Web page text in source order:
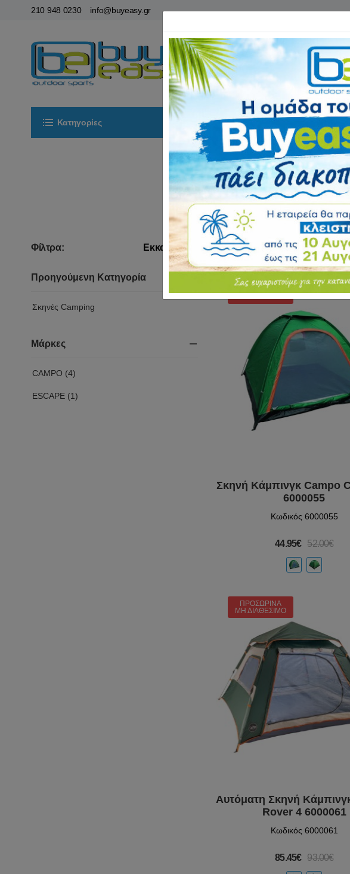
210 948 0230 info@buyeasy.gr
Κατηγορίες Αρχική
Αρχική
Σκηνές
Φίλτρα: Εκκαθάριση
Προηγούμενη Κατηγορία
Σκηνές Camping
Μάρκες
CAMPO (4)
ESCAPE (1)
Ταξινόμηση:
ΠΡΟΣΩΡΙΝΆ
Σκηνή Κάμπινγκ Campo
6000055
Κωδικός 6000055
44.95€ 52.00€
ΠΡΟΣΩΡΙΝΆ
ΜΗ ΔΙΑΘΈΣΙΜΟ
Αυτόματη Σκηνή
Rover 4 6000061
Κωδικός 6000061
85.45€ 93.00€